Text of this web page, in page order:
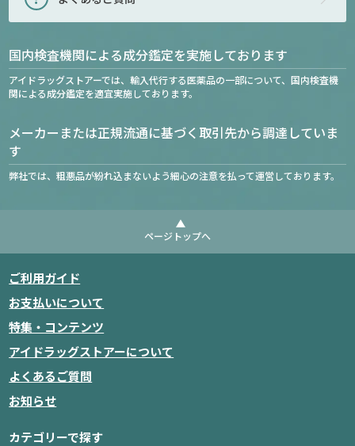
国内検査機関による成分鑑定を実施しております
アイドラッグストアーでは、輸入代行する医薬品の一部について、国内検査機
関による成分鑑定を適宜実施しております。
メーカーまたは正規流通に基づく取引先から調達していま
す
弊社では、粗悪品が紛れ込まないよう細心の注意を払って運営しております。
ページトップへ
ご利用ガイド
お支払いについて
特集・コンテンツ
アイドラッグストアーについて
よくあるご質問
お知らせ
カテゴリーで探す